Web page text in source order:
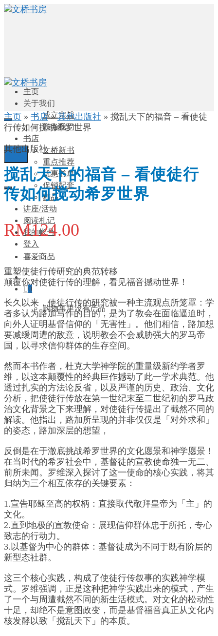
主页
关于我们
成立宗旨
联络我们
书店
文桥新书
重点推荐
优惠书单
促销配套
精品
讲座/活动
阅读札记
我的帐号
登入
喜爱商品
0
购物车里没有产品
0
主页 » 书店 » 其他出版社 » 搅乱天下的福音 – 看使徒
行传如何搅动希罗世界
其他出版社
搅乱天下的福音 – 看使徒行
传如何搅动希罗世界
RM124.00
重塑使徒行传研究的典范转移
颠覆你对使徒行传的理解，看见福音撼动世界！
长久以来，使徒行传的研究被一种主流观点所笼罩：学
者多认为路加写作的目的，是为了教会在面临逼迫时，
向外人证明基督信仰的「无害性」。他们相信，路加想
要减缓周遭的敌意，说明教会不会威胁强大的罗马帝
国，以寻求信仰群体的生存空间。
然而本书作者，杜克大学神学院的重量级新约学者罗
维，以这本颠覆性的经典巨作撼动了此一学术典范。他
透过扎实的方法论反省，以及严谨的历史、政治、文化
分析，把使徒行传放在第一世纪末至二世纪初的罗马政
治文化背景之下来理解，对使徒行传提出了截然不同的
解读。他指出，路加所呈现的并非仅仅是「对外求和」
的姿态，路加深层的想望，
反倒是在于澈底挑战希罗世界的文化愿景和神学愿景！
在当时代的希罗社会中，基督徒的宣教使命独一无二、
前所未闻。罗维深入探讨了这一使命的核心实践，将其
归纳为三个相互依存的关键要素：
1.宣告耶稣至高的权柄：直接取代敬拜皇帝为「主」的
文化。
2.直到地极的宣教使命：展现信仰群体忠于所托，专心
致志的行动力。
3.以基督为中心的群体：基督徒成为不同于既有阶层的
新型态社群。
这三个核心实践，构成了使徒行传叙事的实践神学模
式。罗维强调，正是这种把神学实践出来的模式，产生
了一个与周遭截然不同的新生活模式。对文化的松动性
十足，却绝不是意图政变，而是基督福音真正从文化内
核发酵以致「搅乱天下」的本质。